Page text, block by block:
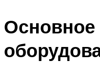
Основное